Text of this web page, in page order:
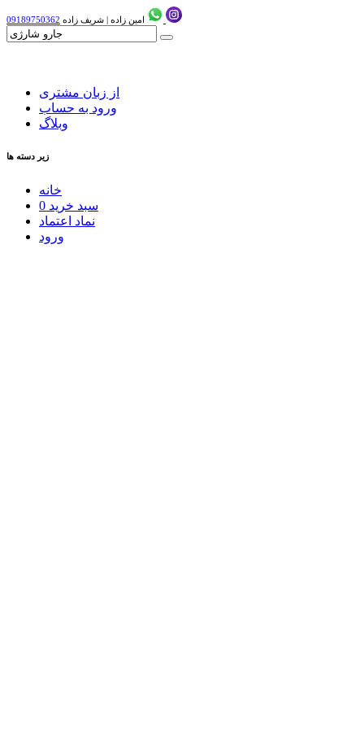
09189750362 امین زاده | شریف زاده
از زبان مشتری
ورود به حساب
وبلاگ
زیر دسته ها
خانه
0 سبد خرید
نماد اعتماد
ورود